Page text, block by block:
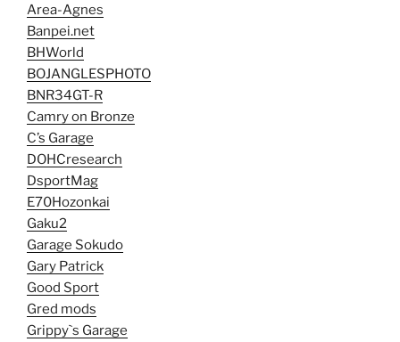
Area-Agnes
Banpei.net
BHWorld
BOJANGLESPHOTO
BNR34GT-R
Camry on Bronze
C’s Garage
DOHCresearch
DsportMag
E70Hozonkai
Gaku2
Garage Sokudo
Gary Patrick
Good Sport
Gred mods
Grippy`s Garage